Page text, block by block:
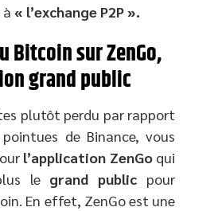
« l’exchange P2P ».
Bitcoin sur ZenGo,
grand public
plutôt perdu par rapport
de Binance, vous
l’application ZenGoqui
le grand public pour
En effet, ZenGo est une